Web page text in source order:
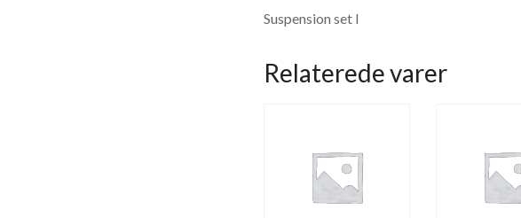
Suspension set I
Relaterede varer